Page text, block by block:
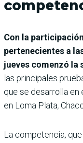
Con la
pertenecientes a
jueves comenzó la
las principales
que se desarrolla en
en Loma Plata,
La competencia,